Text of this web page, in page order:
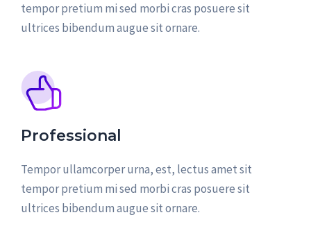
tempor pretium mi sed morbi cras posuere sit
ultrices bibendum augue sit ornare.
Professional
Tempor ullamcorper urna, est, lectus amet sit
tempor pretium mi sed morbi cras posuere sit
ultrices bibendum augue sit ornare.